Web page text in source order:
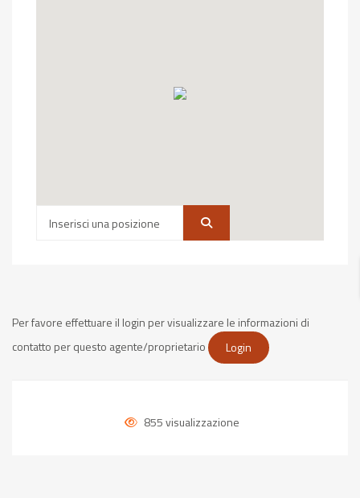
Per favore effettuare il login per visualizzare le informazioni di
contatto per questo agente/proprietario
Login
855 visualizzazione